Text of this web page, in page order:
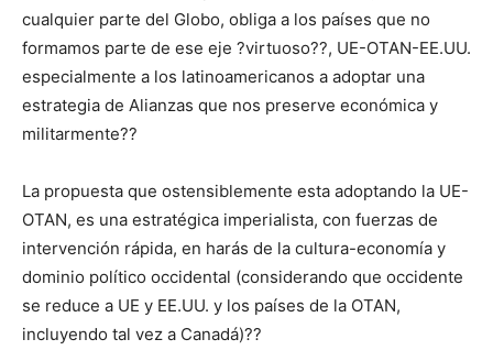
cualquier parte del Globo, obliga a los países que no
formamos parte de ese eje ?virtuoso??, UE-OTAN-EE.UU.
especialmente a los latinoamericanos a adoptar una
estrategia de Alianzas que nos preserve económica y
militarmente??
La propuesta que ostensiblemente esta adoptando la UE-
OTAN, es una estratégica imperialista, con fuerzas de
intervención rápida, en harás de la cultura-economía y
dominio político occidental (considerando que occidente
se reduce a UE y EE.UU. y los países de la OTAN,
incluyendo tal vez a Canadá)??